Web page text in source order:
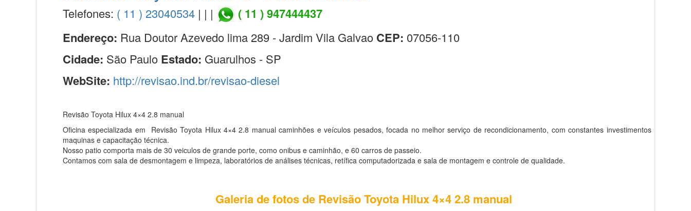
Telefones: ( 11 ) 23040534 | | |
( 11 ) 947444437
Endereço: Rua Doutor Azevedo lima 289 - Jardim Vila Galvao CEP: 07056-110
Cidade: São Paulo Estado: Guarulhos - SP
WebSite: http://revisao.ind.br/revisao-diesel
Revisão Toyota Hilux 4×4 2.8 manual
Oficina especializada em Revisão Toyota Hilux 4×4 2.8 manual caminhões e veículos pesados, focada no melhor serviço de recondicionamento, com constantes investimentos em
maquinas e capacitação técnica.
Nosso patio comporta mais de 30 veiculos de grande porte, como onibus e caminhão, e 60 carros de passeio.
Contamos com sala de desmontagem e limpeza, laboratórios de análises técnicas, retífica computadorizada e sala de montagem e controle de qualidade.
Galeria de fotos de Revisão Toyota Hilux 4×4 2.8 manual